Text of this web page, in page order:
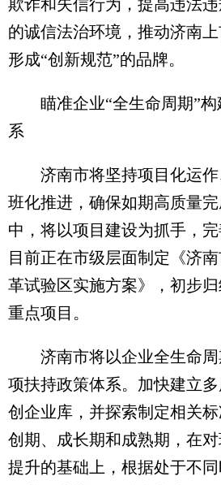
欺诈和失信行为，提高违法
的诚信法治环境，推动济南
形成“创新规范”的品牌。
瞄准企业“全生命周期”构
系
济南市将坚持项目化运作
班化推进，确保如期高质量
中，将以项目建设为抓手，完
目前正在市级层面制定《济
革试验区实施方案》，初步
重点项目。
济南市将以企业全生命周
项扶持政策体系。加快建立
创企业库，并探索制定相关
创期、成长期和成熟期，在
提升的基础上，根据处于不